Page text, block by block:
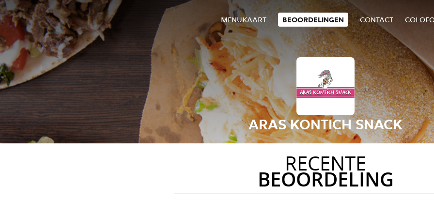
MENUKAART BEOORDELINGEN CONTACT
ARAS KONTICH SNACK
RECENTE
BEOORDELING